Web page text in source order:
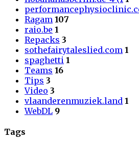
Ragam 107
raio.be 1
Repacks 3
sothefairytaleslied.com 1
spaghetti 1
Teams 16
Tips 3
Video 3
vlaanderenmuziek.land 1
WebDL 9
Tags